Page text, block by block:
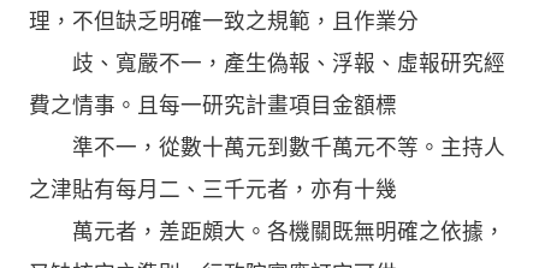
理，不但缺乏明確一致之規範，且作業分
歧、寬嚴不一，產生偽報、浮報、虛報研究經
費之情事。且每一研究計畫項目金額標
準不一，從數十萬元到數千萬元不等。主持人
之津貼有每月二、三千元者，亦有十幾
萬元者，差距頗大。各機關既無明確之依據，